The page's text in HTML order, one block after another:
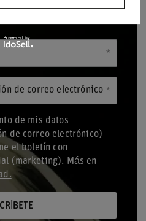
a nuestro boletín
de correo electrónico
de mis datos
de correo electrónico)
el boletín con
(marketing). Más en